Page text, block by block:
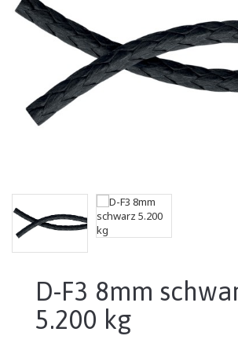
D-F3 8mm
5.200 kg